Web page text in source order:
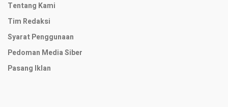
Tentang Kami
Tim Redaksi
Syarat Penggunaan
Pedoman Media Siber
Pasang Iklan